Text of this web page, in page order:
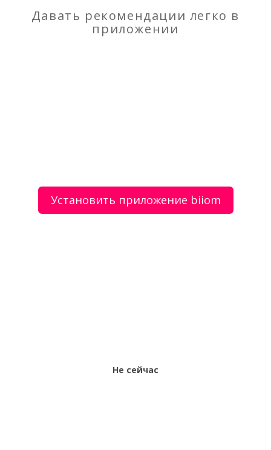
Рекомендую
Политика обработки персональных данных
Оплата услуг сервиса biiom означает согласие с
Давать рекомендации легко в
приложении
Установить приложение biiom
Не сейчас